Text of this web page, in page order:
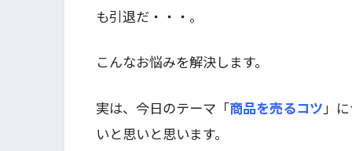
も引退だ・・・。
こんなお悩みを解決します。
実は、今日のテーマ「商品を売るコツ」
いと思いと思います。